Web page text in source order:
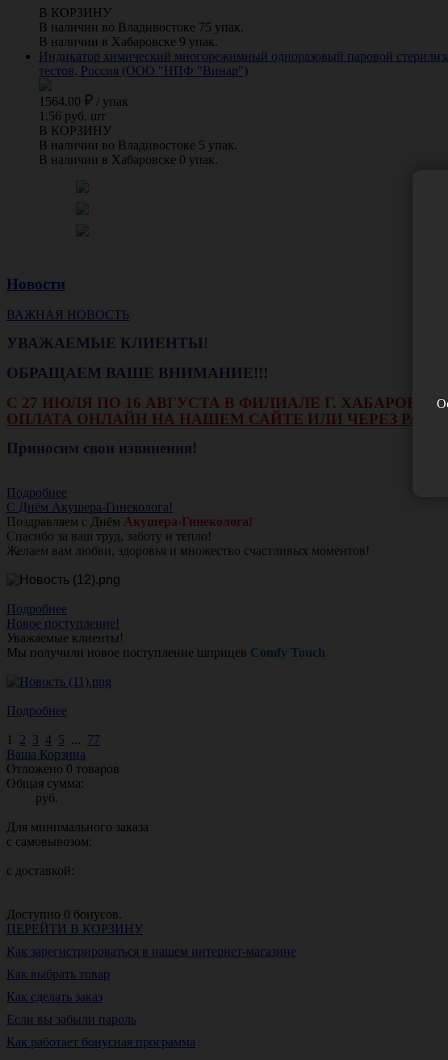
В КОРЗИНУ
В наличии во Владивостоке 75 упак.
В наличии в Хабаровске 9 упак.
Индикатор химический многорежимный одноразовый паровой
тестов, Россия (ООО "НПФ "Винар")
1564.00 / упак
1.56 руб. шт
В КОРЗИНУ
В наличии во Владивостоке 5 упак.
В наличии в Хабаровске 0 упак.
Новости
ВАЖНАЯ НОВОСТЬ
УВАЖАЕМЫЕ КЛИЕНТЫ!
ОБРАЩАЕМ ВАШЕ ВНИМАНИЕ!!!
С 27 ИЮЛЯ ПО 16 АВГУСТА В ФИЛИАЛЕ Г.
ОПЛАТА ОНЛАЙН НА НАШЕМ САЙТЕ ИЛИ ЧЕРЕЗ
Приносим свои извинения!
Подробнее
С Днём Акушера-Гинеколога!
Поздравляем с Днём Акушера-Гинеколога!
Спасибо за ваш труд, заботу и тепло!
Желаем вам любви, здоровья и множество счастливых моментов!
Подробнее
Новое поступление!
Уважаемые клиенты!
Мы получили новое поступление шприцев Comfy Touch
Подробнее
1 2 3 4 5 ... 77
Ваша Корзина
Отложено 0 товаров
Общая сумма:
руб.
Для минимального заказа
с самовывозом:
с доставкой:
Доступно 0 бонусов.
ПЕРЕЙТИ В КОРЗИНУ
Как зарегистрироваться в нашем интернет-магазине
Как выбрать товар
Как сделать заказ
Если вы забыли пароль
Как работает бонусная программа